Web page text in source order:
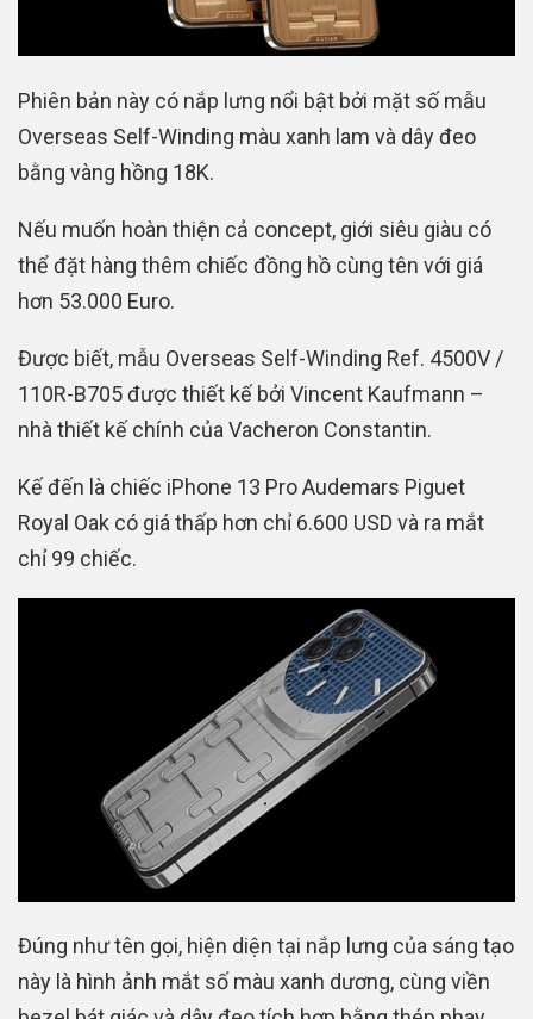
Phiên bản này có nắp lưng nổi bật bởi mặt số mẫu
Overseas Self-Winding màu xanh lam và dây đeo
bằng vàng hồng 18K.
Nếu muốn hoàn thiện cả concept, giới siêu giàu có
thể đặt hàng thêm chiếc đồng hồ cùng tên với giá
hơn 53.000 Euro.
Được biết, mẫu Overseas Self-Winding Ref. 4500V /
110R-B705 được thiết kế bởi Vincent Kaufmann –
nhà thiết kế chính của Vacheron Constantin.
Kế đến là chiếc iPhone 13 Pro Audemars Piguet
Royal Oak có giá thấp hơn chỉ 6.600 USD và ra mắt
chỉ 99 chiếc.
Đúng như tên gọi, hiện diện tại nắp lưng của sáng tạo
này là hình ảnh mắt số màu xanh dương, cùng viền